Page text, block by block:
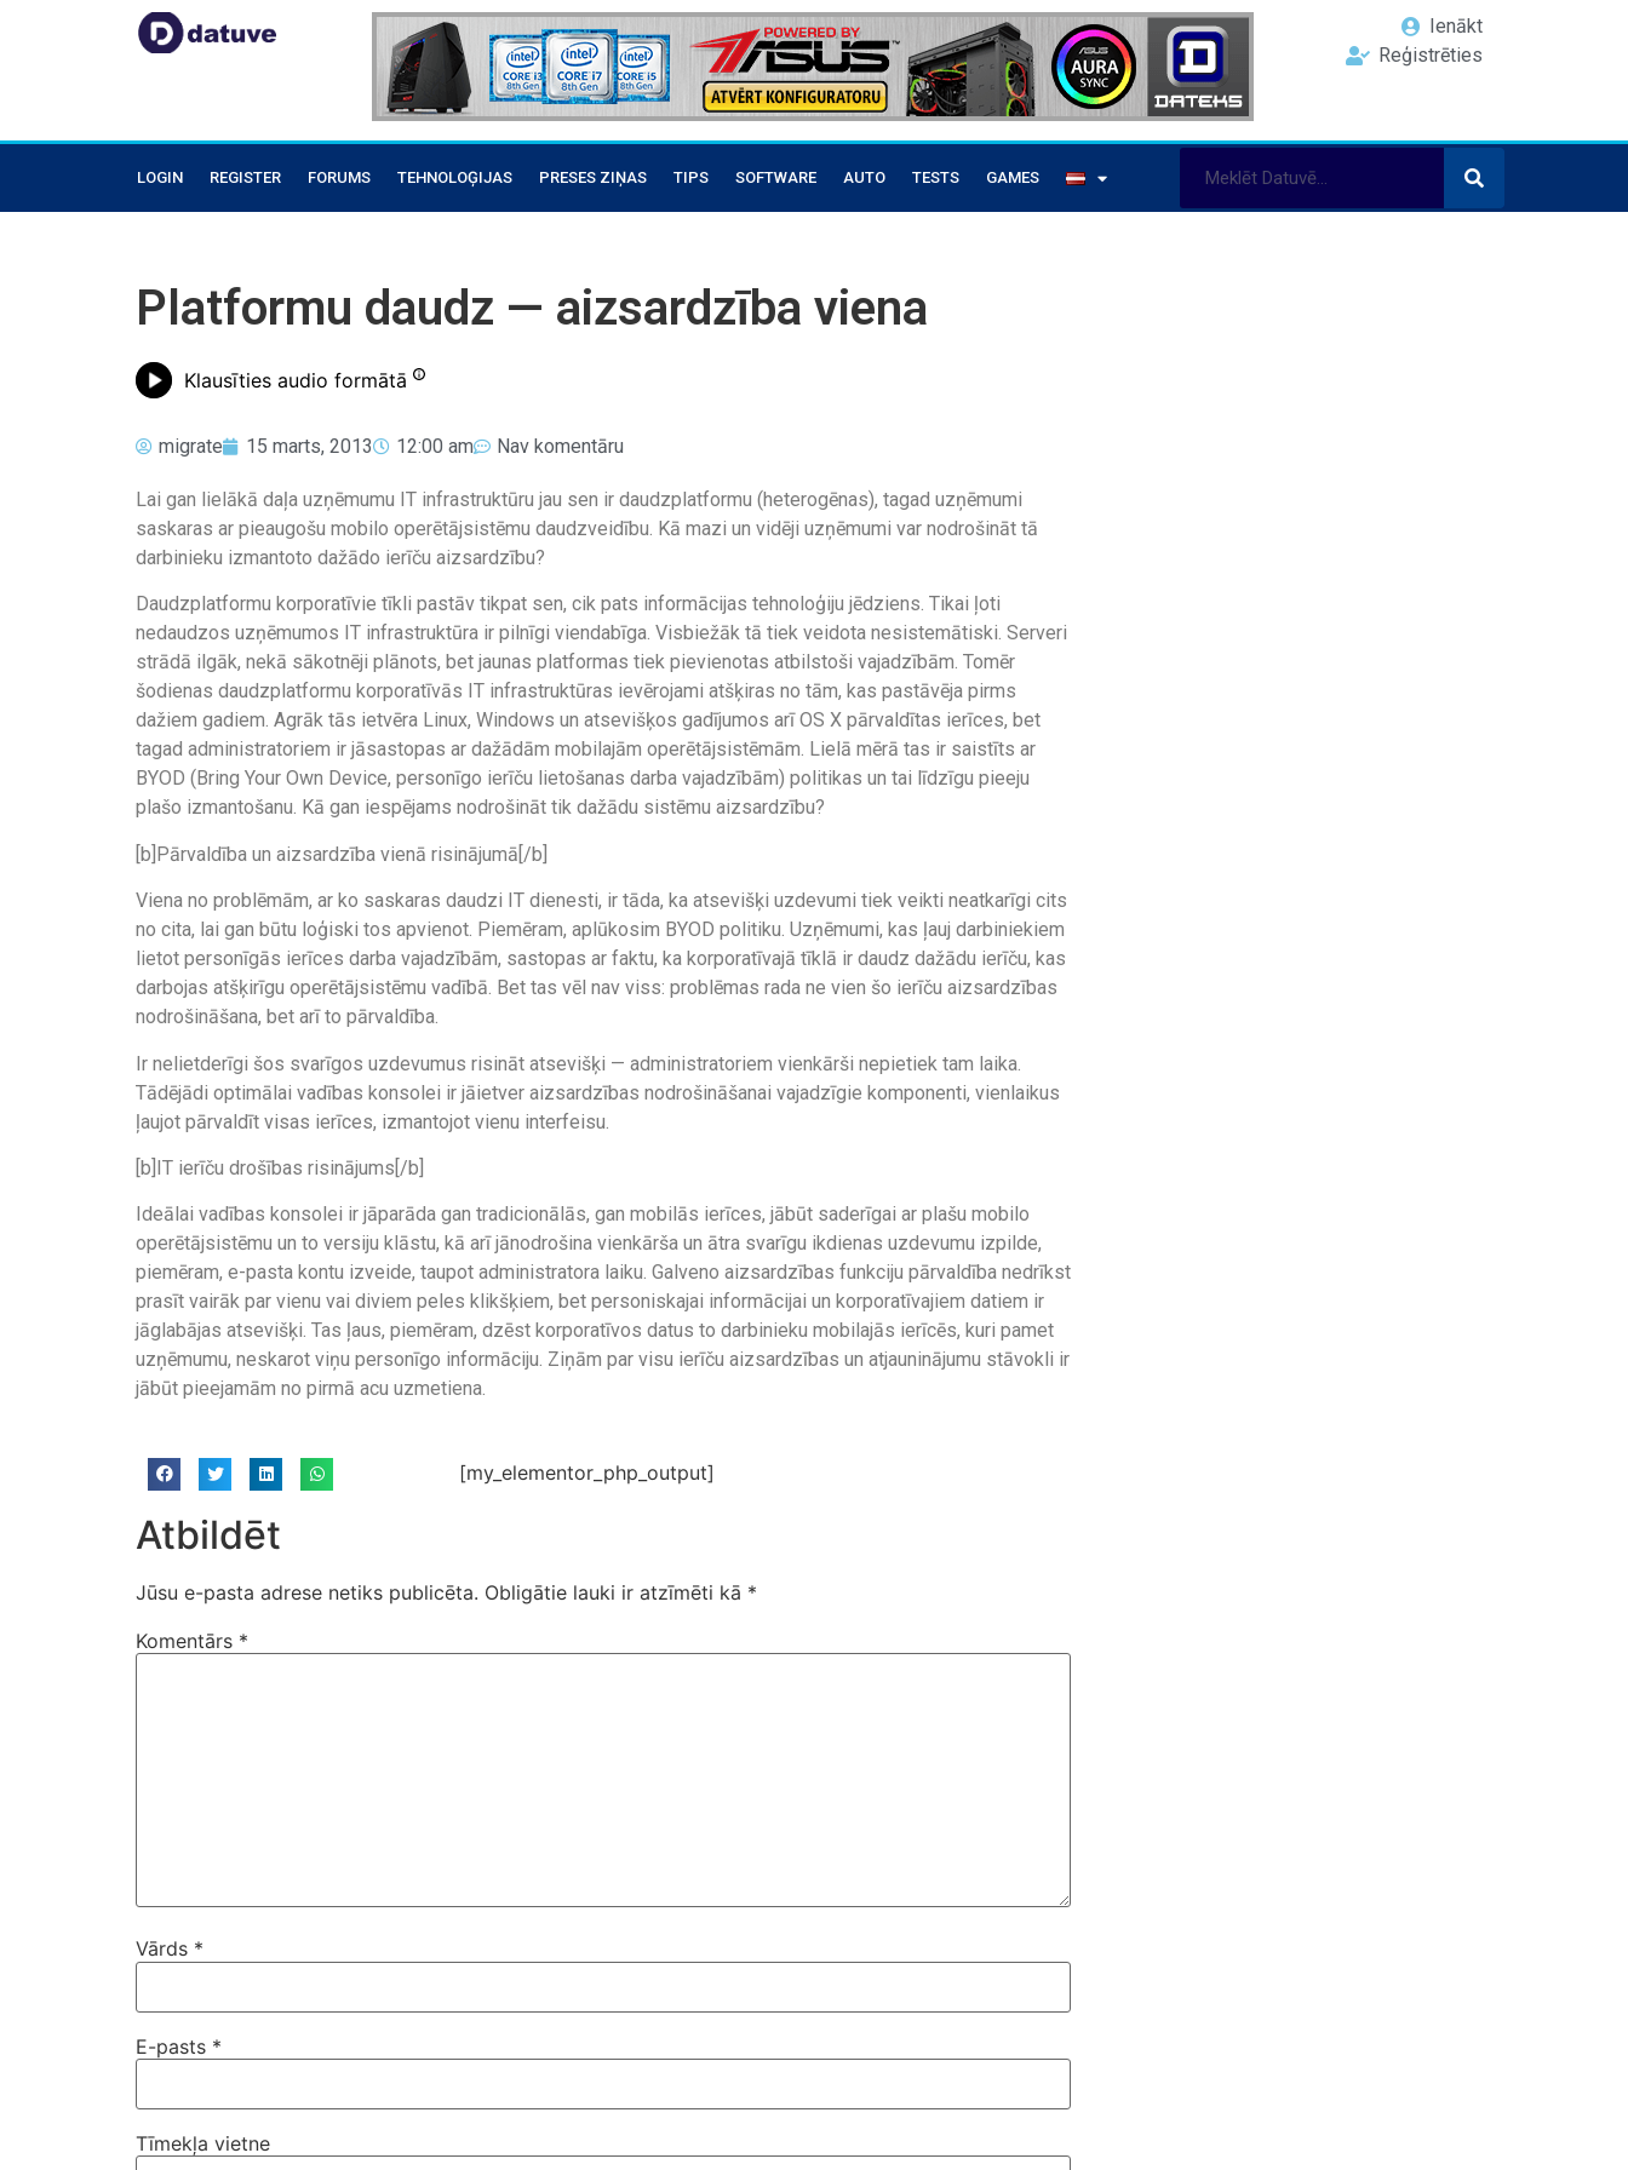
Ienākt
Reģistrēties
LOGIN REGISTER FORUMS TEHNOLOĢIJAS PRESES ZIŅAS TIPS SOFTWARE AUTO TESTS GAMES
Platformu daudz — aizsardzība viena
Klausīties audio formātā
migrate 15 marts, 2013 12:00 am Nav komentāru
Lai gan lielākā daļa uzņēmumu IT infrastruktūru jau sen ir daudzplatformu (heterogēnas), tagad uzņēmumi
saskaras ar pieaugošu mobilo operētājsistēmu daudzveidību. Kā mazi un vidēji uzņēmumi var nodrošināt tā
darbinieku izmantoto dažādo ierīču aizsardzību?
Daudzplatformu korporatīvie tīkli pastāv tikpat sen, cik pats informācijas tehnoloģiju jēdziens. Tikai ļoti
nedaudzos uzņēmumos IT infrastruktūra ir pilnīgi viendabīga. Visbiežāk tā tiek veidota nesistemātiski. Serveri
strādā ilgāk, nekā sākotnēji plānots, bet jaunas platformas tiek pievienotas atbilstoši vajadzībām. Tomēr
šodienas daudzplatformu korporatīvās IT infrastruktūras ievērojami atšķiras no tām, kas pastāvēja pirms
dažiem gadiem. Agrāk tās ietvēra Linux, Windows un atsevišķos gadījumos arī OS X pārvaldītas ierīces, bet
tagad administratoriem ir jāsastopas ar dažādām mobilajām operētājsistēmām. Lielā mērā tas ir saistīts ar
BYOD (Bring Your Own Device, personīgo ierīču lietošanas darba vajadzībām) politikas un tai līdzīgu pieeju
plašo izmantošanu. Kā gan iespējams nodrošināt tik dažādu sistēmu aizsardzību?
[b]Pārvaldība un aizsardzība vienā risinājumā[/b]
Viena no problēmām, ar ko saskaras daudzi IT dienesti, ir tāda, ka atsevišķi uzdevumi tiek veikti neatkarīgi cits
no cita, lai gan būtu loģiski tos apvienot. Piemēram, aplūkosim BYOD politiku. Uzņēmumi, kas ļauj darbiniekiem
lietot personīgās ierīces darba vajadzībām, sastopas ar faktu, ka korporatīvajā tīklā ir daudz dažādu ierīču, kas
darbojas atšķirīgu operētājsistēmu vadībā. Bet tas vēl nav viss: problēmas rada ne vien šo ierīču aizsardzības
nodrošināšana, bet arī to pārvaldība.
Ir nelietderīgi šos svarīgos uzdevumus risināt atsevišķi — administratoriem vienkārši nepietiek tam laika.
Tādējādi optimālai vadības konsolei ir jāietver aizsardzības nodrošināšanai vajadzīgie komponenti, vienlaikus
ļaujot pārvaldīt visas ierīces, izmantojot vienu interfeisu.
[b]IT ierīču drošības risinājums[/b]
Ideālai vadības konsolei ir jāparāda gan tradicionālās, gan mobilās ierīces, jābūt saderīgai ar plašu mobilo
operētājsistēmu un to versiju klāstu, kā arī jānodrošina vienkārša un ātra svarīgu ikdienas uzdevumu izpilde,
piemēram, e-pasta kontu izveide, taupot administratora laiku. Galveno aizsardzības funkciju pārvaldība nedrīkst
prasīt vairāk par vienu vai diviem peles klikšķiem, bet personiskajai informācijai un korporatīvajiem datiem ir
jāglabājas atsevišķi. Tas ļaus, piemēram, dzēst korporatīvos datus to darbinieku mobilajās ierīcēs, kuri pamet
uzņēmumu, neskarot viņu personīgo informāciju. Ziņām par visu ierīču aizsardzības un atjauninājumu stāvokli ir
jābūt pieejamām no pirmā acu uzmetiena.
[my_elementor_php_output]
Atbildēt
Jūsu e-pasta adrese netiks publicēta. Obligātie lauki ir atzīmēti kā *
Komentārs *
Vārds *
E-pasts *
Tīmekļa vietne